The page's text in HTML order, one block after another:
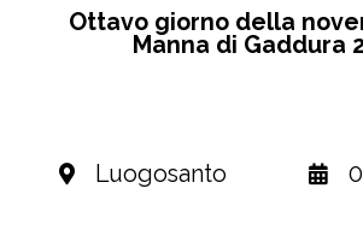
Ottavo giorno della
Manna di Gaddura
Luogosanto